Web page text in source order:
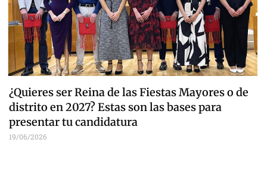
¿Quieres ser Reina de las Fiestas Mayores o de
distrito en 2027? Estas son las bases para
presentar tu candidatura
19/06/2026